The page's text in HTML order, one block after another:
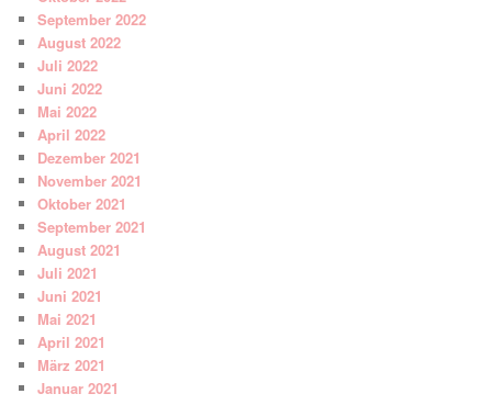
September 2022
August 2022
Juli 2022
Juni 2022
Mai 2022
April 2022
Dezember 2021
November 2021
Oktober 2021
September 2021
August 2021
Juli 2021
Juni 2021
Mai 2021
April 2021
März 2021
Januar 2021